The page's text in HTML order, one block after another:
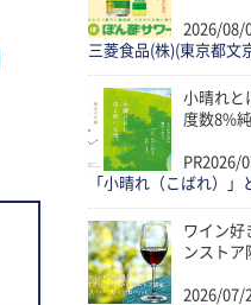
2026/08/
三菱食品(株)(東京都文
小晴れと
度数8%
PR2026/
「小晴れ（こばれ）
ワイン好
ンスト
2026/07/